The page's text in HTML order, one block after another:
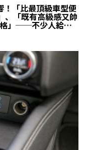
「比最頂級車型便
、「既有高級感又帥
格」──不少人給出
比的「最入門車